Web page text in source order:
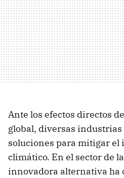
Ante los efectos directos
global, diversas industrias
soluciones para mitigar el
climático. En el sector de
innovadora alternativa ha